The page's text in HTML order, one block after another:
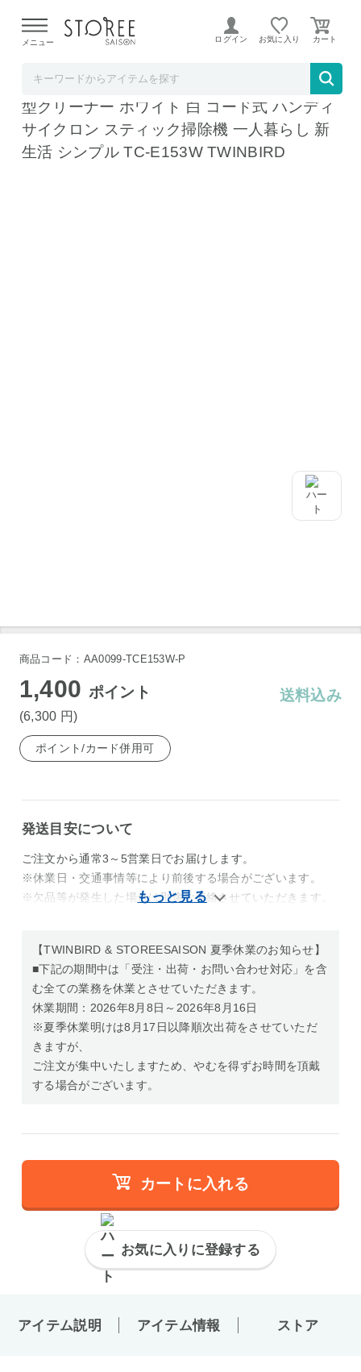
よる配送遅延が発生しております。
メニュー ログイン お気に入り
ツインバード 掃除機 サイクロンスティック
型クリーナー ホワイト 白 コード式 ハンディ
サイクロン スティック掃除機 一人暮らし 新
生活 シンプル TC-E153W TWINBIRD
商品コード：AA0099-TCE153W-P
1,400 ポイント
(6,300 円)
送料込み
ポイント/カード併用可
発送目安について
ご注文から通常3～5営業日でお届けします。
※休業日・交通事情等により前後する場合がございます。
※欠品等が発生した場合は別途ご連絡させていただきます。
【TWINBIRD & STOREESAISON 夏季休業のお知らせ】
■下記の期間中は「受注・出荷・お問い合わせ対応」を含
む全ての業務を休業とさせていただきます。
休業期間：2026年8月8日～2026年8月16日
※夏季休業明けは8月17日以降順次出荷をさせていただ
きますが、
ご注文が集中いたしますため、やむを得ずお時間を頂戴
する場合がございます。
カートに入れる
お気に入りに登録する
アイテム説明 アイテム情報 ストア